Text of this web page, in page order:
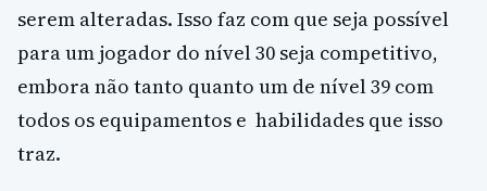
serem alteradas. Isso faz com que seja possível
para um jogador do nível 30 seja competitivo,
embora não tanto quanto um de nível 39 com
todos os equipamentos e habilidades que isso
traz.